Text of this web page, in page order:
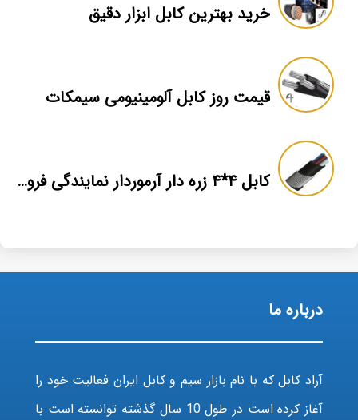
خرید بهترین کابل ابزار دقیق
قیمت روز کابل آلومینیومی سیمکات
کابل ۴*۴ زره دار آرموردار نمایندگی فروش
درباره ما
آراد کابل که با نام بازار سیم و کابل ایران فعالیت خود را
آغاز کرده است در طول 10 سال گذشته توانسته است با